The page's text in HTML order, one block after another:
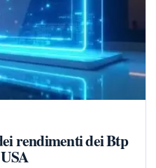
rendimenti dei Btp